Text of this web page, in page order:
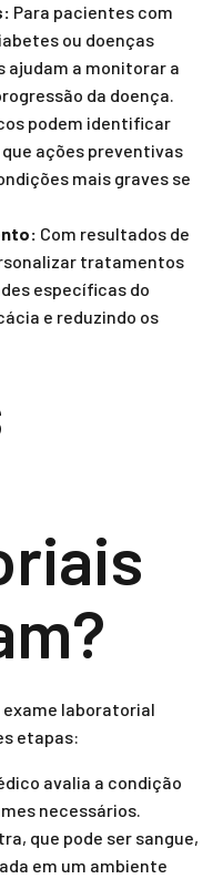
Para pacientes com
ou doenças
ajudam a monitorar a
da doença.
podem identificar
ações preventivas
mais graves se
Com resultados de
tratamentos
específicas do
e reduzindo os
exame laboratorial
etapas:
avalia a condição
necessários.
que pode ser sangue,
em um ambiente